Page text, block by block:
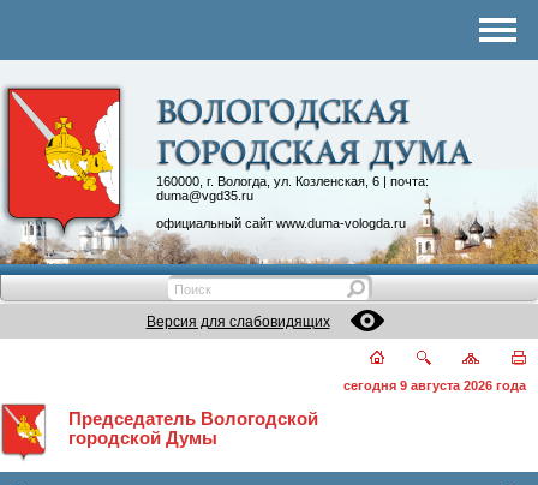
160000, г. Вологда, ул. Козленская, 6 | почта:
duma@vgd35.ru
официальный сайт www.duma-vologda.ru
Контакты
Депутатские объединения
Версия для слабовидящих
сегодня 9 августа 2026 года
Председатель Вологодской
городской Думы